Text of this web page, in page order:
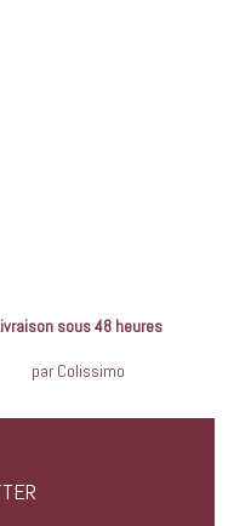
sous 48 heures
par Colissimo